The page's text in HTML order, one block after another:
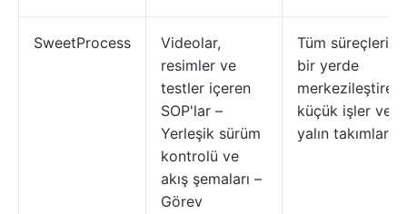
SweetProcess
Videolar,
resimler ve
testler içeren
SOP'lar –
Yerleşik sürüm
kontrolü ve
akış şemaları –
Görev
Tüm süreçleri
bir yerde
merkezileştiren
küçük işler ve
yalın takımlar